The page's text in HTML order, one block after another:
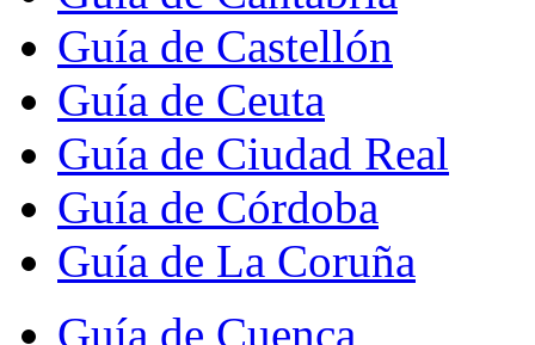
Guía de Castellón
Guía de Ceuta
Guía de Ciudad Real
Guía de Córdoba
Guía de La Coruña
Guía de Cuenca